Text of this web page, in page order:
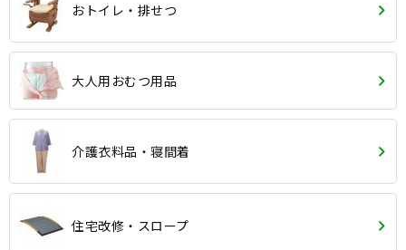
おトイレ・排せつ
大人用おむつ用品
介護衣料品・寝間着
住宅改修・スロープ